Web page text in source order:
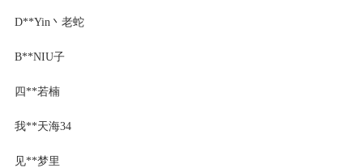
D**Yin丶老蛇
B**NIU子
四**若楠
我**天海34
见**梦里